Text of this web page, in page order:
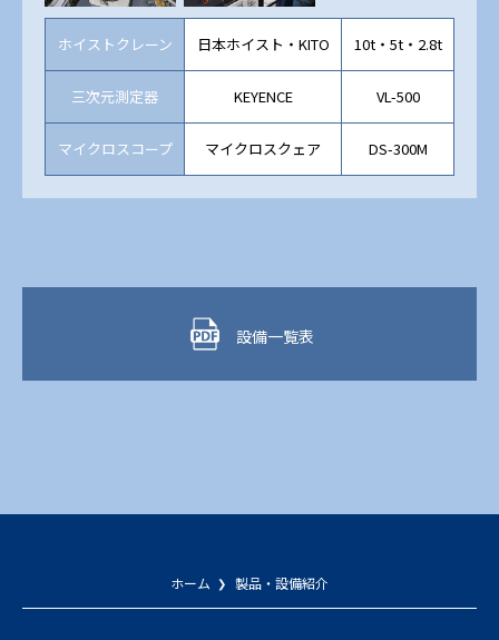
ホイストクレーン 日本ホイスト・KITO 10t・5t・2.8t
三次元測定器 KEYENCE VL-500
マイクロスコープ マイクロスクェア DS-300M
設備一覧表
ホーム 製品・設備紹介